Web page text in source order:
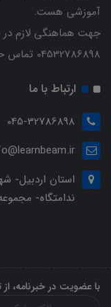
آموزشی هست.
جهت هماهنگی لازم
04532786898 تماس حاصل بفرمایید.
ارتباط با ما
045-32786898
استان اردبیل-
ندامتگاه-
با عضویت در خبرنامه،